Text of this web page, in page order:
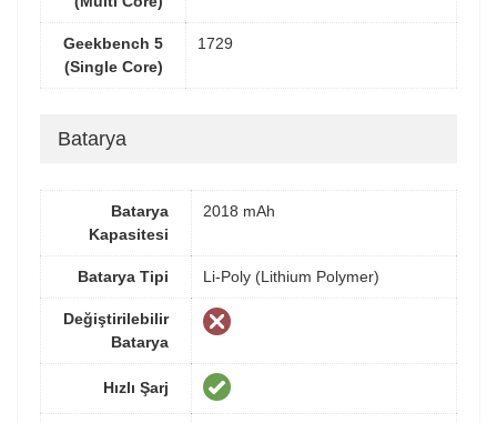
Geekbench 5
(Single Core)
1729
Batarya
Batarya
Kapasitesi
2018 mAh
Batarya Tipi Li-Poly (Lithium Polymer)
Değiştirilebilir
Batarya
Hızlı Şarj